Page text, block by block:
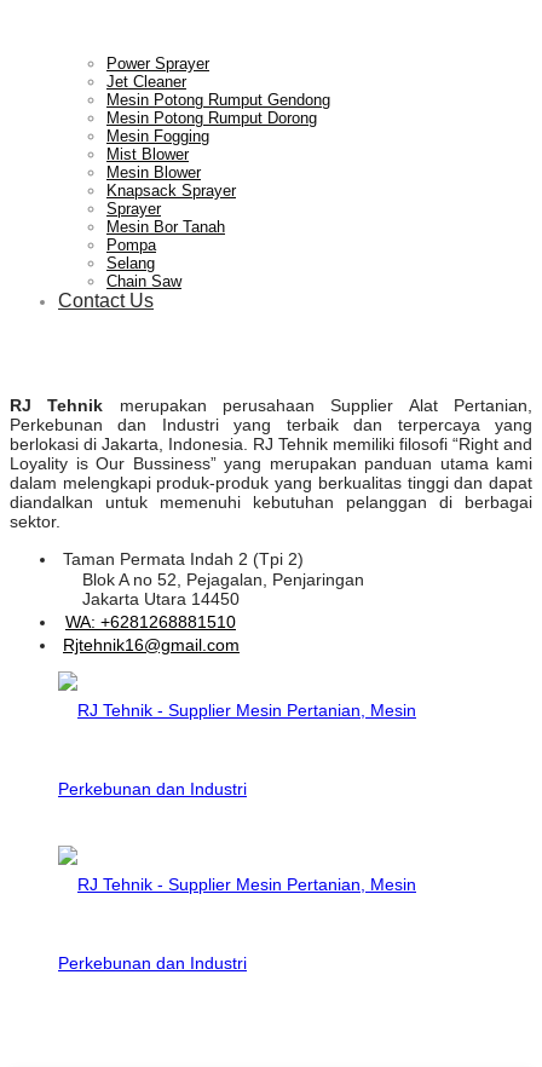
Power Sprayer
Jet Cleaner
Mesin Potong Rumput Gendong
Mesin Potong Rumput Dorong
Mesin Fogging
Mist Blower
Mesin Blower
Knapsack Sprayer
Sprayer
Mesin Bor Tanah
Pompa
Selang
Chain Saw
Contact Us
RJ Tehnik merupakan perusahaan Supplier Alat Pertanian,
Perkebunan dan Industri yang terbaik dan terpercaya yang
berlokasi di Jakarta, Indonesia. RJ Tehnik memiliki filosofi “Right and
Loyality is Our Bussiness” yang merupakan panduan utama kami
dalam melengkapi produk-produk yang berkualitas tinggi dan dapat
diandalkan untuk memenuhi kebutuhan pelanggan di berbagai
sektor.
Taman Permata Indah 2 (Tpi 2)
Blok A no 52, Pejagalan, Penjaringan
Jakarta Utara 14450
WA: +6281268881510
Rjtehnik16@gmail.com